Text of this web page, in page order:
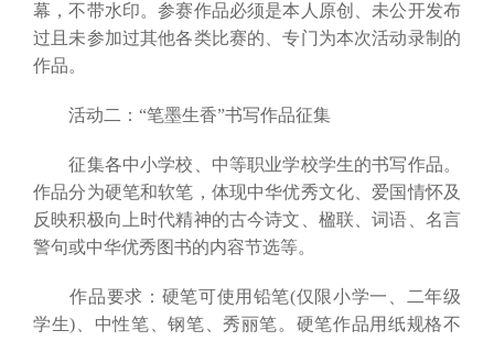
幕，不带水印。参赛作品必须是本人原创、未公开发布
过且未参加过其他各类比赛的、专门为本次活动录制的
作品。
活动二：“笔墨生香”书写作品征集
征集各中小学校、中等职业学校学生的书写作品。
作品分为硬笔和软笔，体现中华优秀文化、爱国情怀及
反映积极向上时代精神的古今诗文、楹联、词语、名言
警句或中华优秀图书的内容节选等。
作品要求：硬笔可使用铅笔(仅限小学一、二年级
学生)、中性笔、钢笔、秀丽笔。硬笔作品用纸规格不